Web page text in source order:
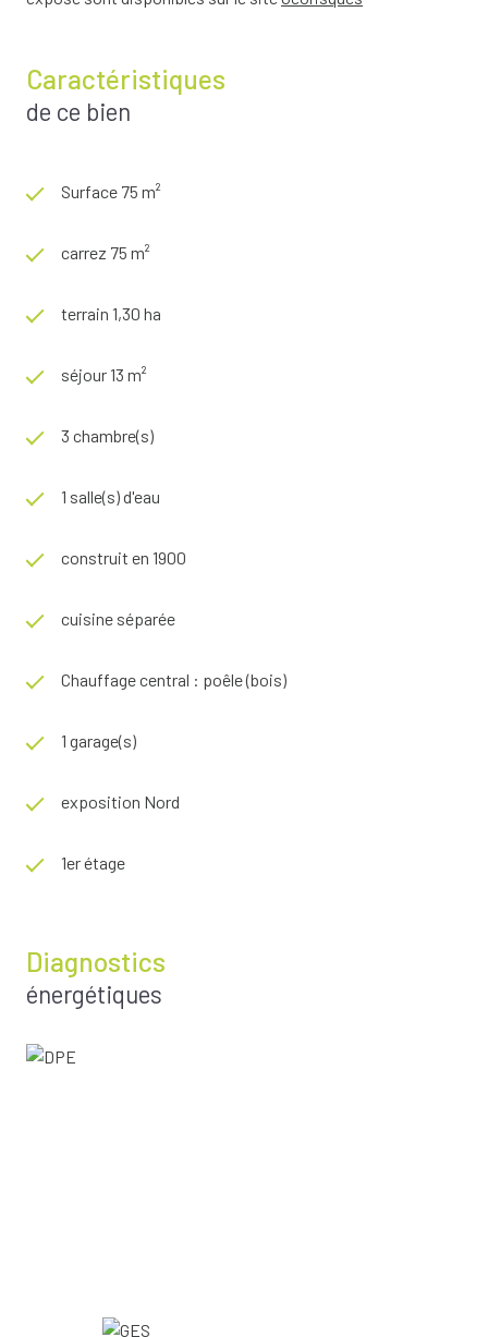
Caractéristiques
de ce bien
Surface 75 m²
carrez 75 m²
terrain 1,30 ha
séjour 13 m²
3 chambre(s)
1 salle(s) d'eau
construit en 1900
cuisine séparée
Chauffage central : poêle (bois)
1 garage(s)
exposition Nord
1er étage
Diagnostics
énergétiques